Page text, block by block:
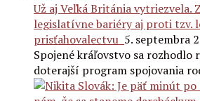
Už aj Veľká Británia vytriezvela.
legislatívne bariéry aj proti tzv.
prisťahovalectvu 5. septembra
Spojené kráľovstvo sa rozhodlo
doterajší program spojovania